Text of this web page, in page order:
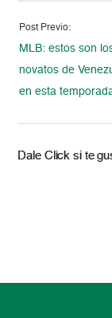
Post Previo:
MLB: estos son
novatos de
en esta
Dale Click si te